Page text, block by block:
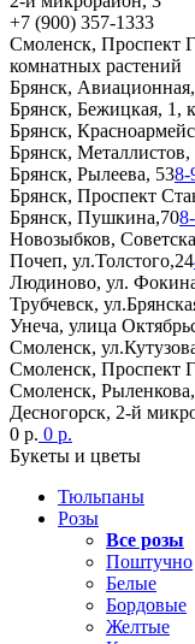
+7 (900) 357-1333
Смоленск, Проспект
комнатных растений
Брянск,
Брянск, Бежицкая, 1,
Брянск,
Брянск, Металлистов,
Брянск, Рылеева, 538-
Брянск, Проспект
Брянск, Пушкина,70
Новозыбков,
Почеп, ул.Толстого,24
Людиново, ул.
Трубчевск,
Унеча, улица
Смоленск,
Смоленск, Проспект
Смоленск,
Десногорск, 2-й
0 р. 0 р.
Букеты и цветы
Тюльпаны
Розы
Все розы
Поштучно
Белые
Бордовые
Желтые